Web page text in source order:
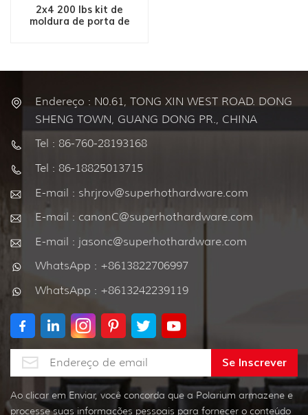
2x4 200 lbs kit de
moldura de porta de
Endereço : N0.61, TONG XIN WEST ROAD. DONG
SHENG TOWN, GUANG DONG PR., CHINA
Tel : 86-760-28193168
Tel : 86-18825013715
E-mail : shrjrov@superhothardware.com
E-mail : canonC@superhothardware.com
E-mail : jasonc@superhothardware.com
WhatsApp : +8613822706997
WhatsApp : +8613242239119
Ao clicar em Enviar, você concorda que a Polarium armazene e
processe suas informações pessoais para fornecer o conteúdo